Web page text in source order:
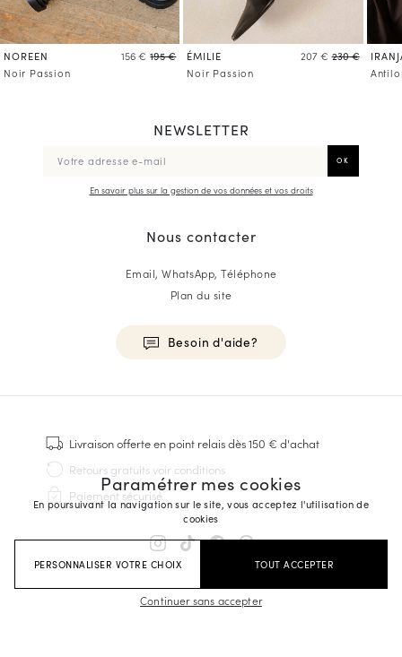
NOREEN 156 € 195 €
Noir Passion
ÉMILIE 207 € 230 €
Noir Passion
Paramétrer mes cookies
En poursuivant la navigation sur le site, vous acceptez l'utilisation de
cookies
PERSONNALISER VOTRE CHOIX TOUT ACCEPTER
Continuer sans accepter
NEWSLETTER
En savoir plus sur la gestion de vos données et vos droits
Nous contacter
Email, WhatsApp, Téléphone
Plan du site
Besoin d'aide?
Baskets
Cousu Goodyear
Derbies & Richelieu
Richelieus Homme
Sandales & Espadrilles
Sacoches Business
Baskets Blanches Homme
Livraison offerteen point relais dès 150 € d'achat
Retours gratuitsvoir conditions
Paiement sécurisé